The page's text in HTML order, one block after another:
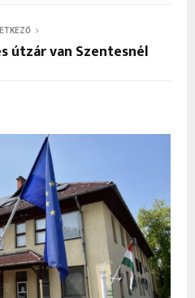
útzár van Szentesnél